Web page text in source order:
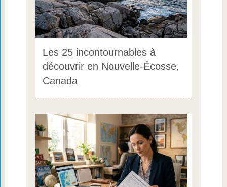
Les 25 incontournables à
découvrir en Nouvelle-Écosse,
Canada